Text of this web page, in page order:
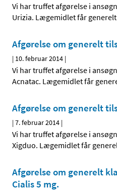
Vi har truffet afgørelse i
Urizia. Lægemidlet får
Afgørelse om generelt
| 10. februar 2014 |
Vi har truffet afgørelse i
Acnatac. Lægemidlet får
Afgørelse om generelt
|7. februar 2014 |
Vi har truffet afgørelse i
Xigduo. Lægemidlet får
Afgørelse om generelt
Cialis 5 mg.